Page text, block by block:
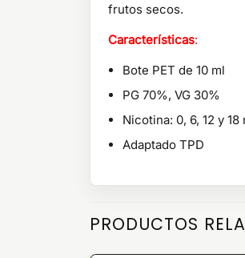
frutos secos.
Características:
Bote PET de 10 ml
PG 70%, VG 30%
Nicotina: 0, 6, 12 y 18
Adaptado TPD
PRODUCTOS